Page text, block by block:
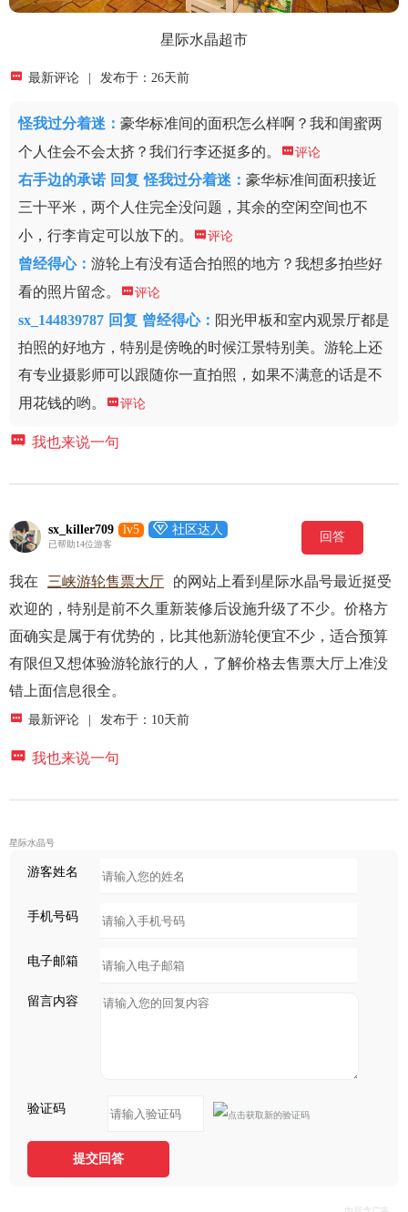
星际水晶超市
 最新评论 发布于：26天前
怪我过分着迷 ： 豪华标准间的面积怎么样啊？我和闺蜜两
个人住会不会太挤？我们行李还挺多的。
评论
右手边的承诺 回复 怪我过分着迷： 豪华标准间面积接近
三十平米，两个人住完全没问题，其余的空闲空间也不
小，行李肯定可以放下的。
评论
曾经得心： 游轮上有没有适合拍照的地方？我想多拍些好
看的照片留念。
评论
sx_144839787 回复 曾经得心： 阳光甲板和室内观景厅都是
拍照的好地方，特别是傍晚的时候江景特别美。游轮上还
有专业摄影师可以跟随你一直拍照，如果不满意的话是不
用花钱的哟。
评论
 我也来说一句
sx_killer709 lv5  社区达人
已帮助14位游客
回答
我在 三峡游轮售票大厅
的网站上看到星际水晶号最近挺受
欢迎的，特别是前不久重新装修后设施升级了不少。价格方
面确实是属于有优势的，比其他新游轮便宜不少，适合预算
有限但又想体验游轮旅行的人，了解价格去售票大厅上准没
错上面信息很全。
 最新评论 发布于：10天前
 我也来说一句
星际水晶号
游客姓名
手机号码
电子邮箱
留言内容
验证码
提交回答